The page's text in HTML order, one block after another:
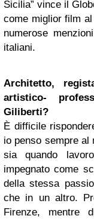
Sicilia” vince il
come miglior film
numerose
italiani.
Architetto,
artistico-
Giliberti?
È difficile
io penso sempre al
sia quando
impegnato come
della stessa
che in un altro.
Firenze, mentre